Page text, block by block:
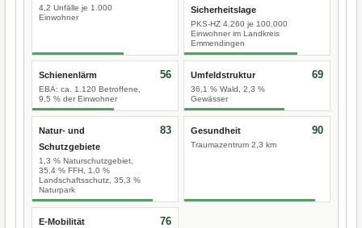
4,2 Unfälle je 1.000
Einwohner
Sicherheitslage
PKS-HZ 4.260 je 100.000
Einwohner im Landkreis
Emmendingen
Schienenlärm
EBA: ca. 1.120 Betroffene,
9,5 % der Einwohner
56 Umfeldstruktur
36,1 % Wald, 2,3 %
Gewässer
69
Natur- und
Schutzgebiete
1,3 % Naturschutzgebiet,
35,4 % FFH, 1,0 %
Landschaftsschutz, 35,3 %
Naturpark
83 Gesundheit
Traumazentrum 2,3 km
90
E-Mobilität 76